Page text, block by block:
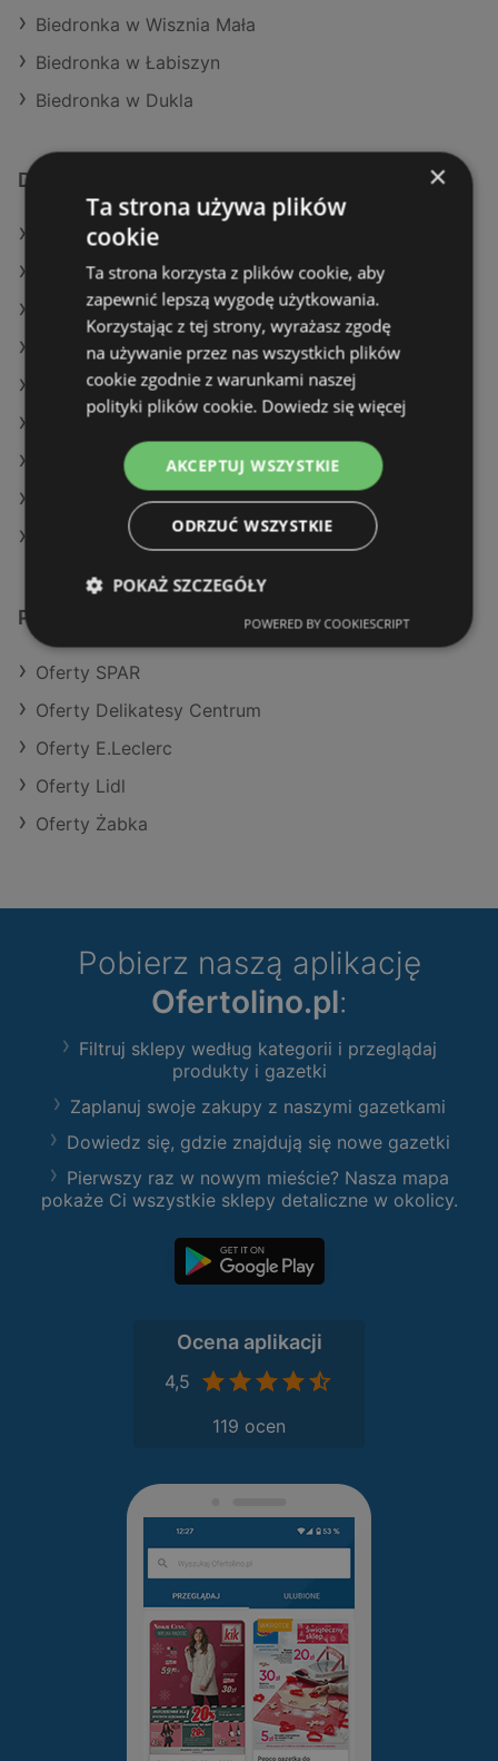
Biedronka w Wisznia Mała
Biedronka w Łabiszyn
Biedronka w Dukla
Dodatkowe łącza
Oferty Biedronka
Oferty Kaufland
Oferty Makro
Aktualne gazetki E.Leclerc
Aktualne gazetki Dino
Aktualne gazetki SPAR
Aktualne gazetki Żabka
Aktualne gazetki Eurocash
Sklepy Biedronka w Międzyzdroje
Podobne sklepy detaliczne
Oferty SPAR
Oferty Delikatesy Centrum
Oferty E.Leclerc
Oferty Lidl
Oferty Żabka
Pobierz naszą aplikację
Ofertolino.pl:
Filtruj sklepy według kategorii i przeglądaj
produkty i gazetki
Zaplanuj swoje zakupy z naszymi gazetkami
Dowiedz się, gdzie znajdują się nowe gazetki
Pierwszy raz w nowym mieście? Nasza mapa
pokaże Ci wszystkie sklepy detaliczne w okolicy.
Ocena aplikacji
4,5
119 ocen
×
Ta strona używa plików
cookie
Ta strona korzysta z plików cookie, aby
zapewnić lepszą wygodę użytkowania.
Korzystając z tej strony, wyrażasz zgodę
na używanie przez nas wszystkich plików
cookie zgodnie z warunkami naszej
polityki plików cookie. Dowiedz się więcej
AKCEPTUJ WSZYSTKIE
ODRZUĆ WSZYSTKIE
POKAŻ SZCZEGÓŁY
POWERED BY COOKIESCRIPT